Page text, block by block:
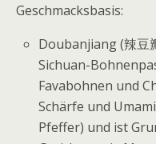
Geschmacksbasis:
Doubanjiang (辣豆
Sichuan-
Favabohnen und
Schärfe und
Pfeffer) und ist